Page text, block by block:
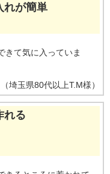
れが簡単
きて気に入っていま
（埼玉県80代以上T.M様）
れる